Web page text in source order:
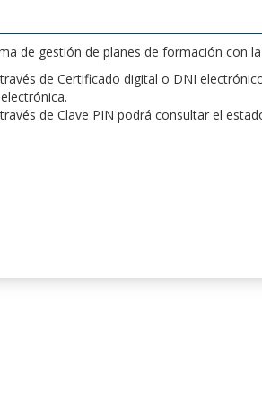
de gestión de planes de formación con
de Certificado digital o DNI
de Clave PIN podrá consultar el